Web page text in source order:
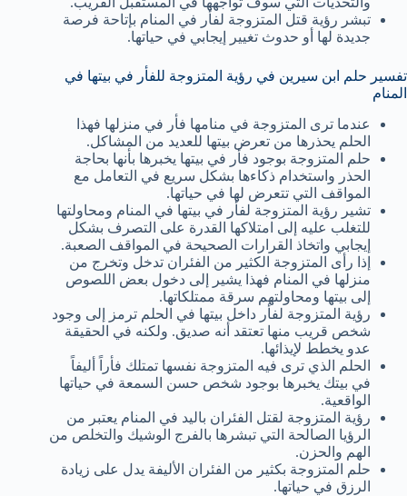
تبشر رؤية قتل المتزوجة لفأر في المنام بإتاحة فرصة
جديدة لها أو حدوث تغيير إيجابي في حياتها.
تفسير حلم ابن سيرين في رؤية المتزوجة للفأر في بيتها في
المنام
عندما ترى المتزوجة في منامها فأر في منزلها فهذا
الحلم يحذرها من تعرض بيتها للعديد من المشاكل.
حلم المتزوجة بوجود فأر في بيتها يخبرها بأنها بحاجة
الحذر واستخدام ذكاءها بشكل سريع في التعامل مع
المواقف التي تتعرض لها في حياتها.
تشير رؤية المتزوجة لفأر في بيتها في المنام ومحاولتها
للتغلب عليه إلى امتلاكها القدرة على التصرف بشكل
إيجابي واتخاذ القرارات الصحيحة في المواقف الصعبة.
إذا رأى المتزوجة الكثير من الفئران تدخل وتخرج من
منزلها في المنام فهذا يشير إلى دخول بعض اللصوص
إلى بيتها ومحاولتهم سرقة ممتلكاتها.
رؤية المتزوجة لفأر داخل بيتها في الحلم ترمز إلى وجود
شخص قريب منها تعتقد أنه صديق. ولكنه في الحقيقة
عدو يخطط لإيذائها.
الحلم الذي ترى فيه المتزوجة نفسها تمتلك فأراً أليفاً
في بيتك يخبرها بوجود شخص حسن السمعة في حياتها
الواقعية.
رؤية المتزوجة لقتل الفئران باليد في المنام يعتبر من
الرؤيا الصالحة التي تبشرها بالفرج الوشيك والتخلص من
الهم والحزن.
حلم المتزوجة بكثير من الفئران الأليفة يدل على زيادة
الرزق في حياتها.